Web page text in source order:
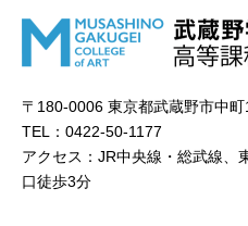
〒180-0006 東京都武蔵野市中
TEL：0422-50-1177
アクセス：JR中央線・総武線、
口徒歩3分